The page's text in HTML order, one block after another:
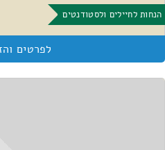
הנחות לחיילים ולסטודנטים